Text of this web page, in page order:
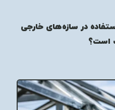
در سازه‌های خارجی
است؟